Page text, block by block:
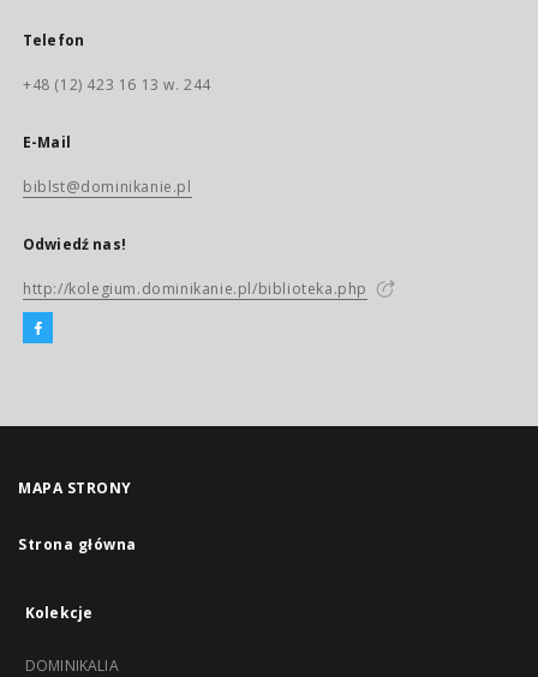
Telefon
+48 (12) 423 16 13 w. 244
E-Mail
biblst@dominikanie.pl
Odwiedź nas!
http://kolegium.dominikanie.pl/biblioteka.php
MAPA STRONY
Strona główna
Kolekcje
DOMINIKALIA